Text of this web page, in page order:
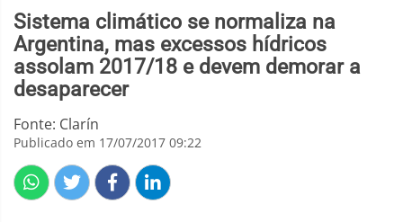
Sistema climático se normaliza na
Argentina, mas excessos hídricos
assolam 2017/18 e devem demorar a
desaparecer
Fonte: Clarín
Publicado em 17/07/2017 09:22